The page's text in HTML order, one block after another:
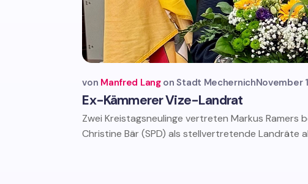
Ex-Kämmerer Vize-Landrat
von Manfred Lang Stadt MechernichNovember
Zwei Kreistagsneulinge vertreten Markus Ramers
Christine Bär (SPD) als stellvertretende Landräte